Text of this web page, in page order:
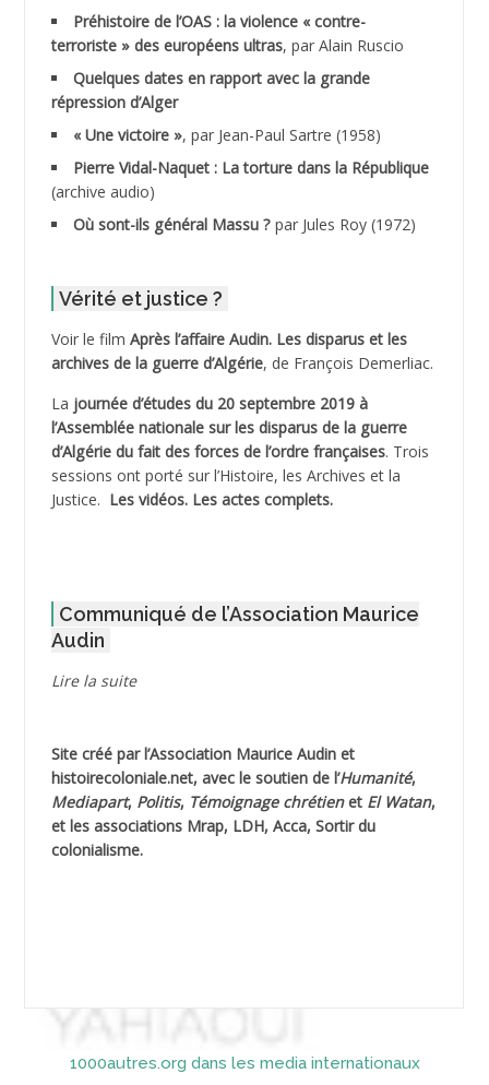
ADDAD
ADDALA Boualem*
ADDANE
ADDECHE Rachid
ADELIOUAT Vve AIT SAADA
ADJANI Khaled
ADJAOUT
ADNI Mohamed Akli
ADOUL Arab *
AGOULMINE
AHLOUCHE Mabrouk *
AIBLIED Ahmed
AICHEKADRA Sid Ahmed
AICI (ou AISSI) Laïd
Préhistoire de l’OAS : la violence « contre-
terroriste » des européens ultras, par Alain Ruscio
Quelques dates en rapport avec la grande
répression d’Alger
« Une victoire », par Jean-Paul Sartre (1958)
Pierre Vidal-Naquet : La torture dans la République
(archive audio)
Où sont-ils général Massu ? par Jules Roy (1972)
Vérité et justice ?
Voir le film Après l’affaire Audin. Les disparus et les
archives de la guerre d’Algérie, de François Demerliac.
La journée d’études du 20 septembre 2019 à
l’Assemblée nationale sur les disparus de la guerre
d’Algérie du fait des forces de l’ordre françaises. Trois
sessions ont porté sur l’Histoire, les Archives et la
Justice. Les vidéos. Les actes complets.
Communiqué de l’Association Maurice
Audin
Lire la suite
Site créé par l’Association Maurice Audinet
histoirecoloniale.net, avec le soutien de l’Humanité,
Mediapart, Politis, Témoignage chrétienet El Watan,
et les associations Mrap, LDH, Acca, Sortir du
colonialisme.
1000autres.org dans les media internationaux